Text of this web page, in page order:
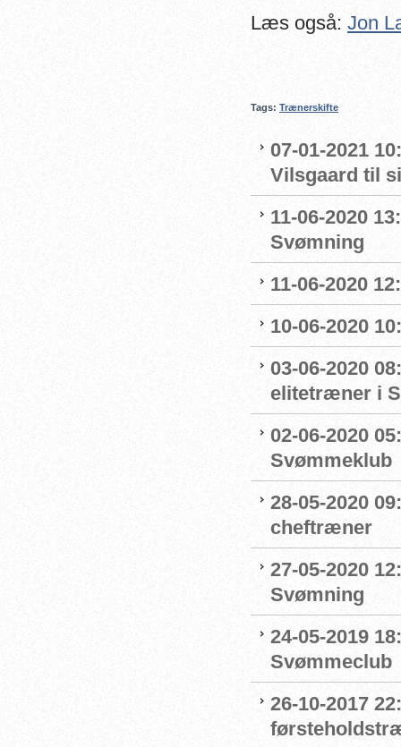
Læs også: Jon
Tags: Trænerskifte
07-01-2021
Vilsgaard til
11-06-2020
Svømning
11-06-2020
10-06-2020
03-06-2020
elitetræner i
02-06-2020
Svømmeklub
28-05-2020
cheftræner
27-05-2020
Svømning
24-05-2019
Svømmeclub
26-10-2017